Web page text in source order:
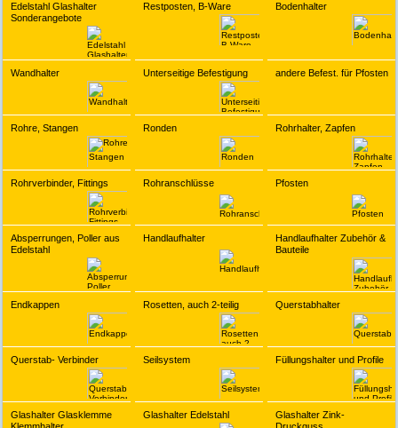
Edelstahl Glashalter
Sonderangebote
Restposten, B-Ware Bodenhalter
Wandhalter Unterseitige Befestigung andere Befest. für Pfosten
Rohre, Stangen Ronden Rohrhalter, Zapfen
Rohrverbinder, Fittings Rohranschlüsse Pfosten
Absperrungen, Poller aus
Edelstahl
Handlaufhalter
Handlaufhalter Zubehör &
Bauteile
Endkappen Rosetten, auch 2-teilig Querstabhalter
Querstab- Verbinder Seilsystem Füllungshalter und Profile
Glashalter Glasklemme
Glashalter Edelstahl
Glashalter Zink-